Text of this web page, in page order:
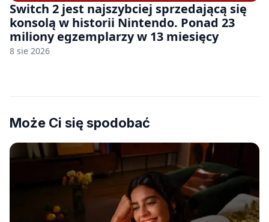
Switch 2 jest najszybciej sprzedającą się
konsolą w historii Nintendo. Ponad 23
miliony egzemplarzy w 13 miesięcy
8 sie 2026
Może Ci się spodobać